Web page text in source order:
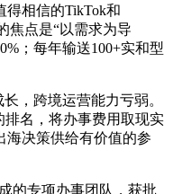
相信的TikTok和
焦点是“以需求为导
；每年输送100+实和型
，跨境运营能力亏弱。
排名，将办事费用取现实
海决策供给有价值的参
的专项办事团队，获批